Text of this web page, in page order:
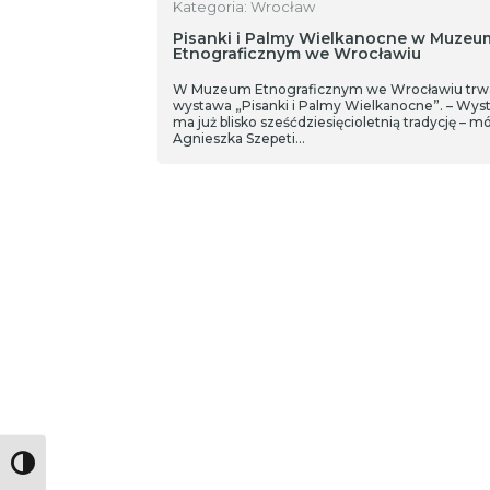
Toggle High Contrast
Kategoria: Wrocław
Pisanki i Palmy Wielkanocne w
Etnograficznym we Wrocławiu
W Muzeum Etnograficznym we Wrocławiu
wystawa „Pisanki i Palmy Wielkanocne”. –
ma już blisko sześćdziesięcioletnią tradycję –
Agnieszka Szepeti…